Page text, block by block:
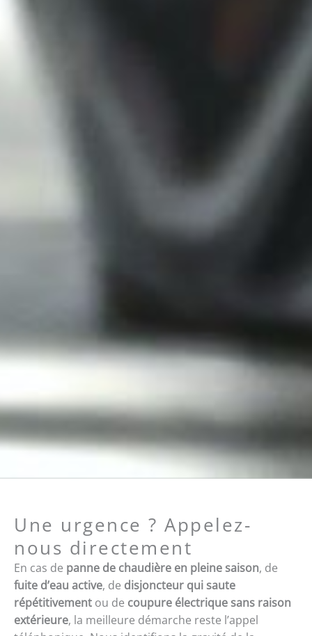
Une urgence ? Appelez-
nous directement
En cas de panne de chaudière en pleine saison, de
fuite d’eau active, de disjoncteur qui saute
répétitivement ou de coupure électrique sans raison
extérieure, la meilleure démarche reste l’appel